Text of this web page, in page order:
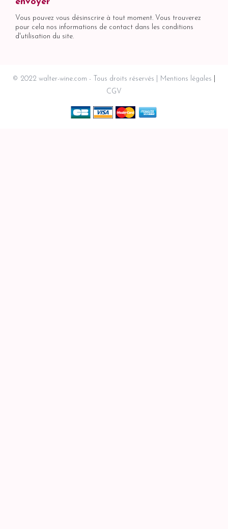
Vous pouvez vous désinscrire à tout moment. Vous trouverez
pour cela nos informations de contact dans les conditions
d'utilisation du site.
© 2022 walter-wine.com - Tous droits réservés
Mentions légales
CGV